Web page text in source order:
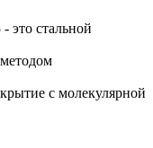
это стальной
с молекулярной